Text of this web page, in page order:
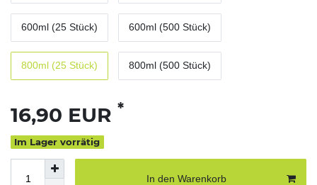
600ml (25 Stück) 600ml (500 Stück)
800ml (25 Stück) 800ml (500 Stück)
16,90 EUR *
Im Lager vorrätig
In den Warenkorb